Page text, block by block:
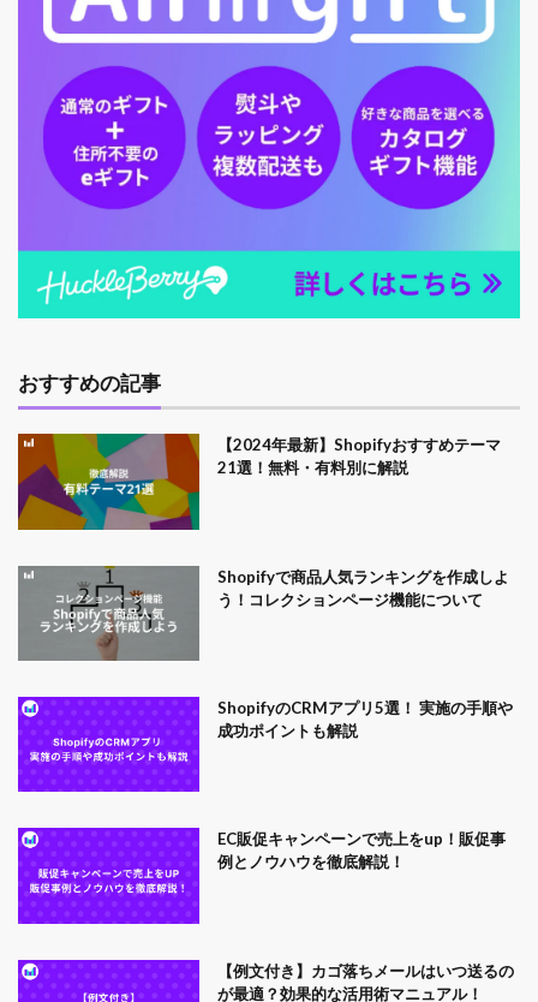
おすすめの記事
【2024年最新】Shopifyおすすめテーマ
21選！無料・有料別に解説
Shopifyで商品人気ランキングを作成しよ
う！コレクションページ機能について
ShopifyのCRMアプリ5選！ 実施の手順や
成功ポイントも解説
EC販促キャンペーンで売上をup！販促事
例とノウハウを徹底解説！
【例文付き】カゴ落ちメールはいつ送るの
が最適？効果的な活用術マニュアル！